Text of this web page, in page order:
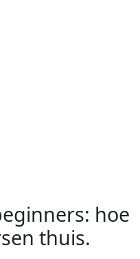
hoe
thuis.